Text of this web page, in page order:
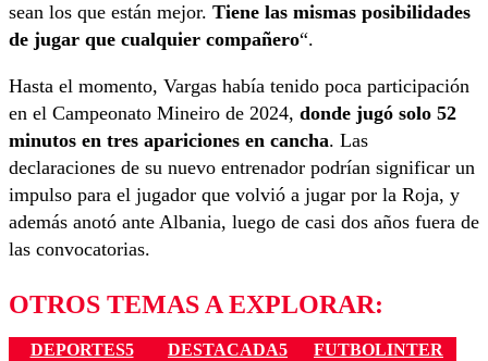
sean los que están mejor. Tiene las mismas posibilidades
de jugar que cualquier compañero“.
Hasta el momento, Vargas había tenido poca participación
en el Campeonato Mineiro de 2024, donde jugó solo 52
minutos en tres apariciones en cancha. Las
declaraciones de su nuevo entrenador podrían significar un
impulso para el jugador que volvió a jugar por la Roja, y
además anotó ante Albania, luego de casi dos años fuera de
las convocatorias.
OTROS TEMAS A EXPLORAR:
DEPORTES5 DESTACADA5 FUTBOLINTER